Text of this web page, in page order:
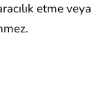
etme veya